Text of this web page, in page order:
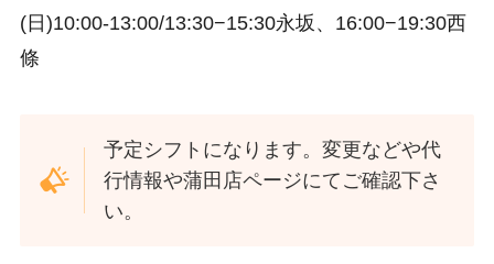
(日)10:00-13:00/13:30−15:30永坂、16:00−19:30西
條
予定シフトになります。変更などや代
行情報や蒲田店ページにてご確認下さ
い。